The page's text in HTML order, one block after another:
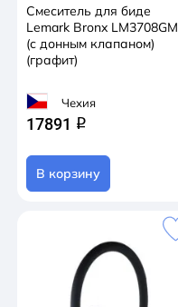
Смеситель для биде
Lemark Bronx LM3708GM
(с донным клапаном)
(графит)
Чехия
17891 q
В корзину